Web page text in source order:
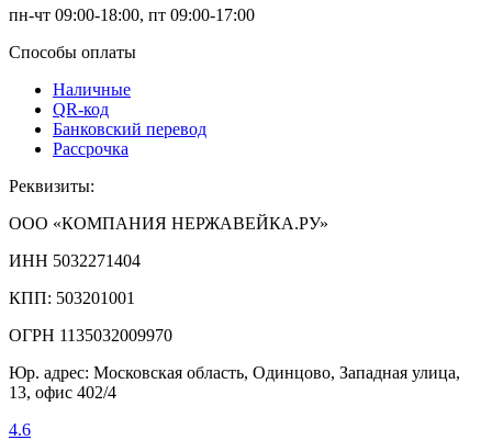
пн-чт 09:00-18:00, пт 09:00-17:00
Способы оплаты
Наличные
QR-код
Банковский перевод
Рассрочка
Реквизиты:
ООО «КОМПАНИЯ НЕРЖАВЕЙКА.РУ»
ИНН 5032271404
КПП: 503201001
ОГРН 1135032009970
Юр. адрес: Московская область, Одинцово, Западная улица,
13, офис 402/4
4.6